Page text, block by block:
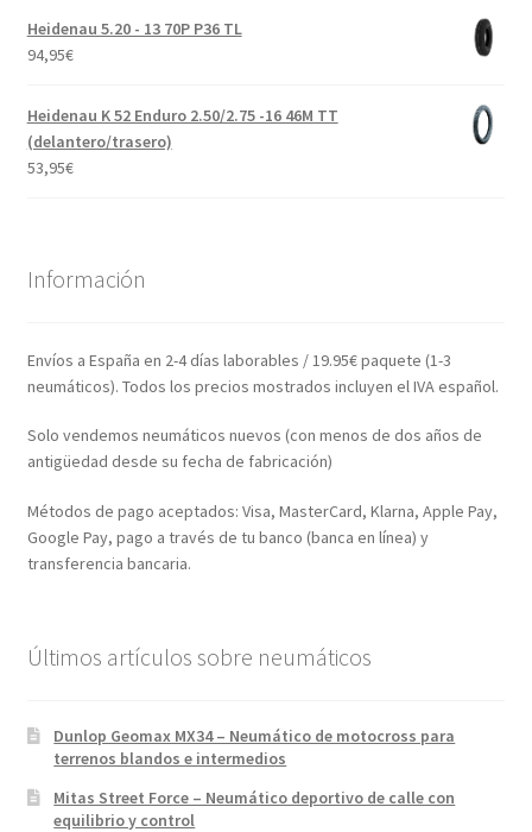
Heidenau 5.20 - 13 70P P36 TL
94,95€
Heidenau K 52 Enduro 2.50/2.75 -16 46M TT
(delantero/trasero)
53,95€
Información
Envíos a España en 2-4 días laborables / 19.95€ paquete (1-3
neumáticos). Todos los precios mostrados incluyen el IVA español.
Solo vendemos neumáticos nuevos (con menos de dos años de
antigüedad desde su fecha de fabricación)
Métodos de pago aceptados: Visa, MasterCard, Klarna, Apple Pay,
Google Pay, pago a través de tu banco (banca en línea) y
transferencia bancaria.
Últimos artículos sobre neumáticos
Dunlop Geomax MX34 – Neumático de motocross para
terrenos blandos e intermedios
Mitas Street Force – Neumático deportivo de calle con
equilibrio y control